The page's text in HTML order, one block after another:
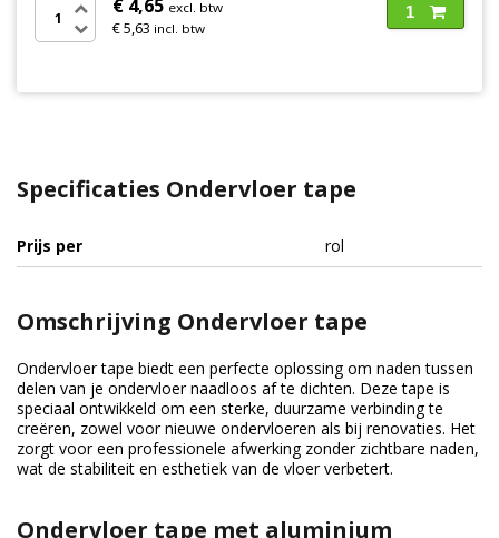
€ 4,65 excl. btw
€ 5,63 incl. btw
1
Specificaties Ondervloer tape
Prijs per rol
Omschrijving Ondervloer tape
Ondervloer tape biedt een perfecte oplossing om naden tussen
delen van je ondervloer naadloos af te dichten. Deze tape is
speciaal ontwikkeld om een sterke, duurzame verbinding te
creëren, zowel voor nieuwe ondervloeren als bij renovaties. Het
zorgt voor een professionele afwerking zonder zichtbare naden,
wat de stabiliteit en esthetiek van de vloer verbetert.
Ondervloer tape met aluminium